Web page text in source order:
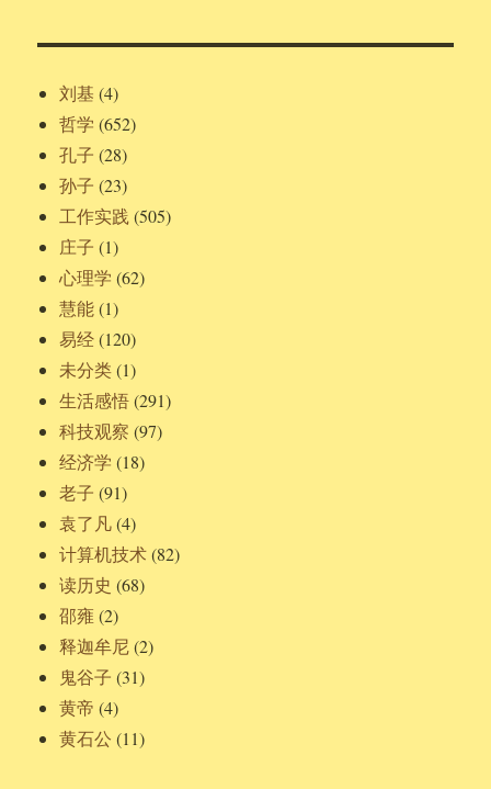
刘基 (4)
哲学 (652)
孔子 (28)
孙子 (23)
工作实践 (505)
庄子 (1)
心理学 (62)
慧能(1)
易经(120)
未分类(1)
生活感悟(291)
科技观察 (97)
经济学 (18)
老子 (91)
袁了凡(4)
计算机技术(82)
读历史 (68)
邵雍 (2)
释迦牟尼(2)
鬼谷子 (31)
黄帝 (4)
黄石公 (11)